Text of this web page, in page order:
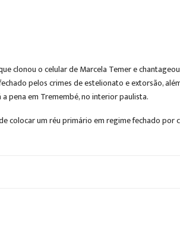
clonou o celular de Marcela Temer e
pelos crimes de estelionato e extorsão,
pena em Tremembé, no interior paulista.
colocar um réu primário em regime fechado por